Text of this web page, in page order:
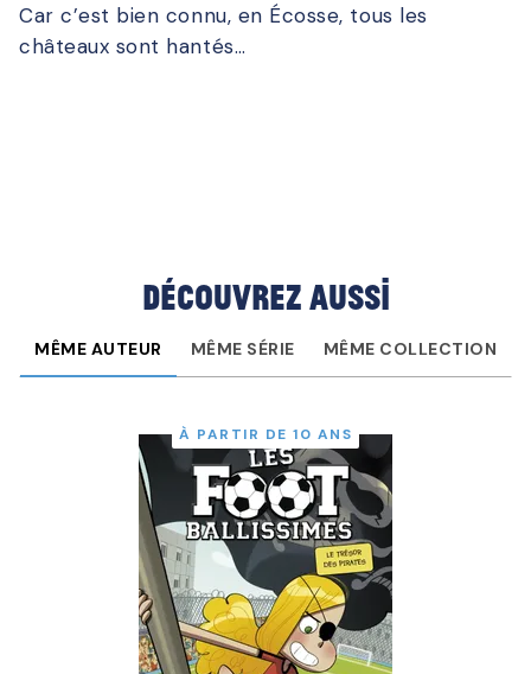
Car c’est bien connu, en Écosse, tous les
châteaux sont hantés…
Découvrez aussi
MÊME AUTEUR MÊME SÉRIE MÊME COLLECTION
À PARTIR DE 10 ANS